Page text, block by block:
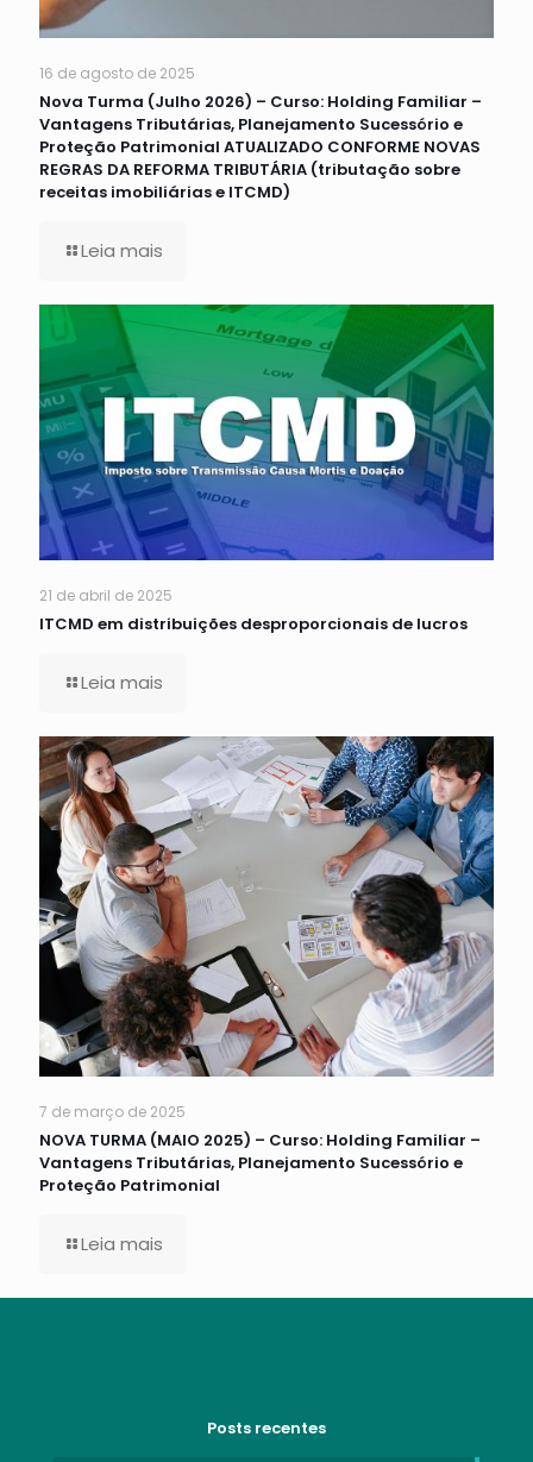
16 de agosto de 2025
Nova Turma (Julho 2026) – Curso: Holding Familiar –
Vantagens Tributárias, Planejamento Sucessório e
Proteção Patrimonial ATUALIZADO CONFORME NOVAS
REGRAS DA REFORMA TRIBUTÁRIA (tributação sobre
receitas imobiliárias e ITCMD)
Leia mais
21 de abril de 2025
ITCMD em distribuições desproporcionais de lucros
Leia mais
7 de março de 2025
NOVA TURMA (MAIO 2025) – Curso: Holding Familiar –
Vantagens Tributárias, Planejamento Sucessório e
Proteção Patrimonial
Leia mais
Posts recentes